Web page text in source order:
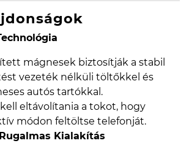
mágnesek biztosítják a stabil
vezeték nélküli töltőkkel és
autós tartókkal.
eltávolítania a tokot, hogy
módon feltöltse telefonját.
Kialakítás